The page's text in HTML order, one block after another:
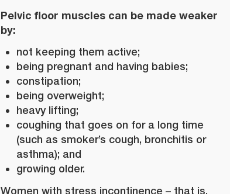
Pelvic floor muscles can be made weaker
by:
not keeping them active;
being pregnant and having babies;
constipation;
being overweight;
heavy lifting;
coughing that goes on for a long time
(such as smoker’s cough, bronchitis or
asthma); and
growing older.
Women with stress incontinence – that is,